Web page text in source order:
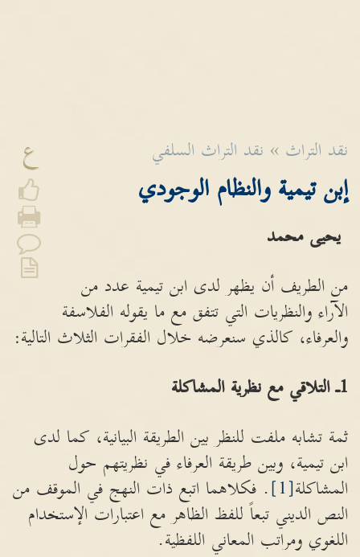
ع نقد التراث » نقد التراث السلفي
إبن تيمية والنظام الوجودي
يحيى محمد
من الطريف أن يظهر لدى ابن تيمية عدد من
الآراء والنظريات التي تتفق مع ما يقوله الفلاسفة
والعرفاء، كالذي سنعرضه خلال الفقرات الثلاث التالية:
1ـ التلاقي مع نظرية المشاكلة
ثمة تشابه ملفت للنظر بين الطريقة البيانية، كما لدى
ابن تيمية، وبين طريقة العرفاء في نظريتهم حول
المشاكلة[1]
. فكلاهما اتبع ذات النهج في الموقف من
النص الديني تبعاً للفظ الظاهر مع اعتبارات الإستخدام
اللغوي ومراتب المعاني اللفظية.